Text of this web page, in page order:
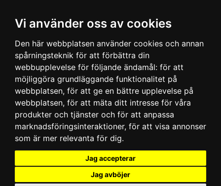
Vi använder oss av cookies
Den här webbplatsen använder cookies och annan
spårningsteknik för att förbättra din
webbupplevelse för följande ändamål: för att
möjliggöra grundläggande funktionalitet på
webbplatsen, för att ge en bättre upplevelse på
webbplatsen, för att mäta ditt intresse för våra
produkter och tjänster och för att anpassa
marknadsföringsinteraktioner, för att visa annonser
som är mer relevanta för dig.
Jag accepterar
Jag avböjer